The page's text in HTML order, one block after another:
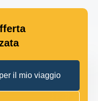
il mio viaggio